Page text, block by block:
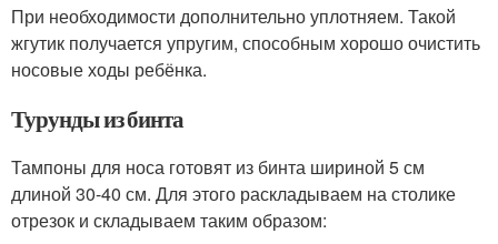
При необходимости дополнительно уплотняем. Такой
жгутик получается упругим, способным хорошо очистить
носовые ходы ребёнка.
Турунды из бинта
Тампоны для носа готовят из бинта шириной 5 см
длиной 30-40 см. Для этого раскладываем на столике
отрезок и складываем таким образом: